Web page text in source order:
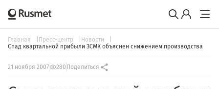
Главная Пресс-центр
Новости
Спад квартальной прибыли ЗСМК объяснен снижением производства
21 ноября 2007 280 Поделиться